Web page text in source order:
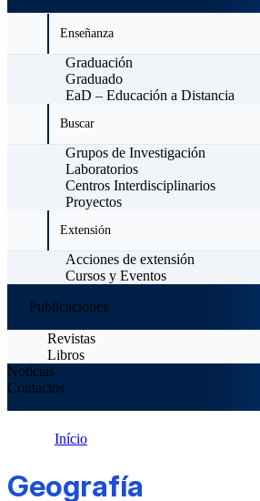
Enseñanza
Graduación
Graduado
EaD – Educación a Distancia
Buscar
Grupos de Investigación
Laboratorios
Centros Interdisciplinarios
Proyectos
Extensión
Acciones de extensión
Cursos y Eventos
Publicaciones
Revistas
Libros
Noticias
Contactos
Início
Geografía